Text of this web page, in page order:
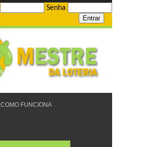
Senha
COMO FUNCIONA